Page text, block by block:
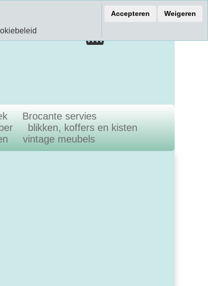
Brocante servies
blikken, koffers en kisten
vintage meubels
Accepteren Weigeren